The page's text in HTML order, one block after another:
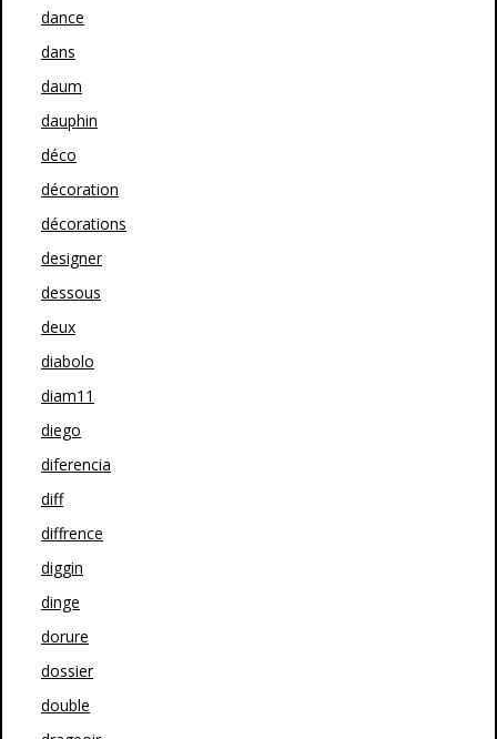
dance
dans
daum
dauphin
déco
décoration
décorations
designer
dessous
deux
diabolo
diam11
diego
diferencia
diff
diffrence
diggin
dinge
dorure
dossier
double